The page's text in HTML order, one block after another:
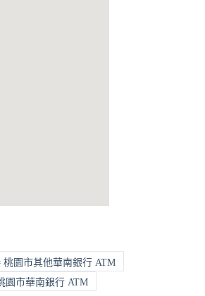
桃園市其他華南銀行 ATM
園市華南銀行 ATM